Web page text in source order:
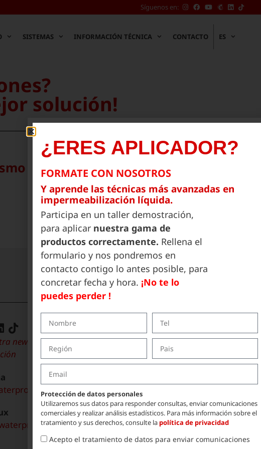
Síguenos en:
de
SISTEMAS INFORMACIÓN TÉCNICA CONTACTO ES
solución!
!
de
Waterproofing
newsletter
Politica de Privacidad
Politica de Cookies
¿ERES APLICADOR?
FORMATE CON NOSOTROS
Y aprende las técnicas más avanzadas en
impermeabilización líquida.
Participa en un taller demostración,
para aplicar nuestra gama de
productos correctamente. Rellena el
formulario y nos pondremos en
contacto contigo lo antes posible, para
concretar fecha y hora. ¡No te lo
puedes perder !
Protección de datos personales
Utilizaremos sus datos para responder consultas, enviar comunicaciones
comerciales y realizar análisis estadísticos. Para más información sobre el
tratamiento y sus derechos, consulte la política de privacidad
Acepto el tratamiento de datos para enviar comunicaciones